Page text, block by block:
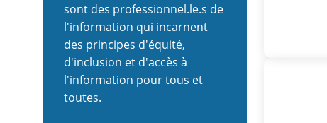
sont des professionnel.le.s de
l'information qui incarnent
des principes d'équité,
d'inclusion et d'accès à
l'information pour tous et
toutes.